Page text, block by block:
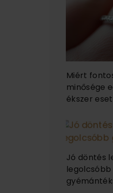
Miért
minősége
ékszer
Jó döntés
legolcsóbb